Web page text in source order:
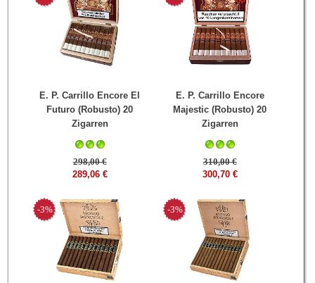
E. P. Carrillo Encore El
Futuro (Robusto) 20
Zigarren
298,00 €
289,06 €
E. P. Carrillo Encore
Majestic (Robusto) 20
Zigarren
310,00 €
300,70 €
-3% -3%